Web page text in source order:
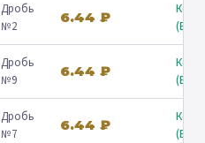
Дробь
№2
6.44 ₽
Дробь
№9
6.44 ₽
Дробь
№7
6.44 ₽